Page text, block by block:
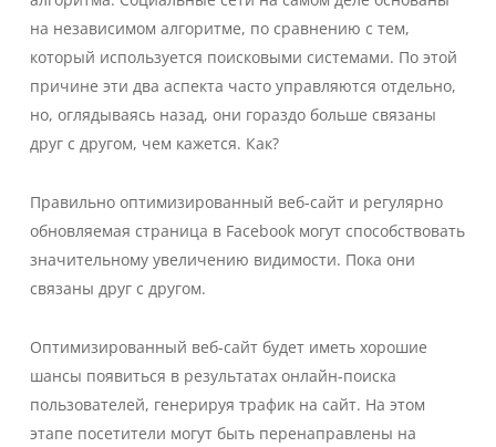
на независимом алгоритме, по сравнению с тем,
который используется поисковыми системами. По этой
причине эти два аспекта часто управляются отдельно,
но, оглядываясь назад, они гораздо больше связаны
друг с другом, чем кажется. Как?
Правильно оптимизированный веб-сайт и регулярно
обновляемая страница в Facebook могут способствовать
значительному увеличению видимости. Пока они
связаны друг с другом.
Оптимизированный веб-сайт будет иметь хорошие
шансы появиться в результатах онлайн-поиска
пользователей, генерируя трафик на сайт. На этом
этапе посетители могут быть перенаправлены на